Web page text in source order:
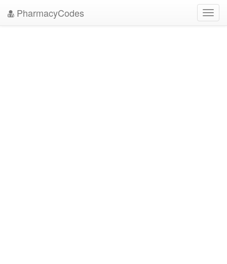
PharmacyCodes